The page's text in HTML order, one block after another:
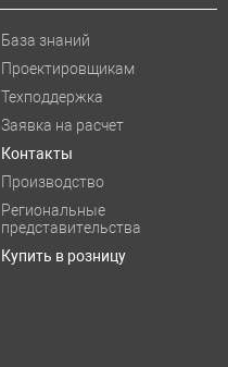
База знаний
Проектировщикам
Техподдержка
Заявка на расчет
Контакты
Производство
Региональные
представительства
Купить в розницу